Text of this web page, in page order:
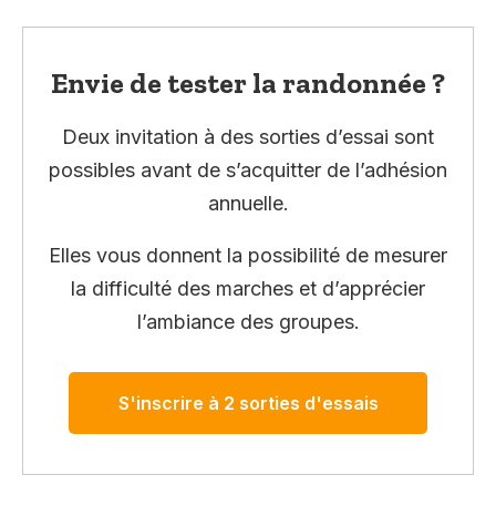
Envie de tester la randonnée ?
Deux invitation à des sorties d’essai sont
possibles avant de s’acquitter de l’adhésion
annuelle.
Elles vous donnent la possibilité de mesurer
la difficulté des marches et d’apprécier
l’ambiance des groupes.
S'inscrire à 2 sorties d'essais